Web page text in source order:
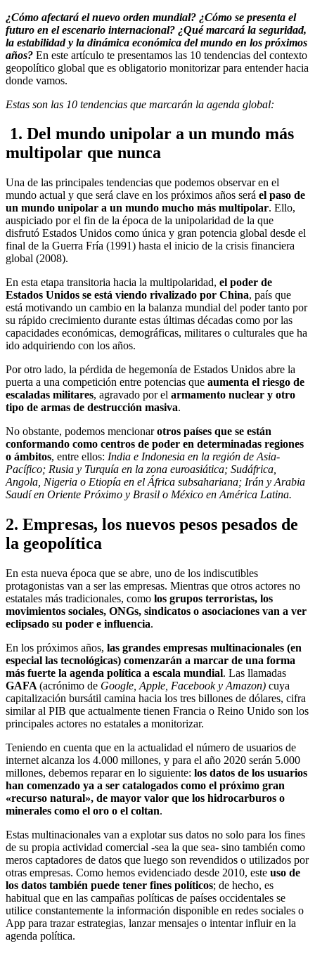
¿Cómo afectará el nuevo orden mundial? ¿Cómo se presenta el
futuro en el escenario internacional? ¿Qué marcará la seguridad,
la estabilidad y la dinámica económica del mundo en los próximos
años? En este artículo te presentamos las 10 tendencias del contexto
geopolítico global que es obligatorio monitorizar para entender hacia
donde vamos.
Estas son las 10 tendencias que marcarán la agenda global:
1. Del mundo unipolar a un mundo más
multipolar que nunca
Una de las principales tendencias que podemos observar en el
mundo actual y que será clave en los próximos años será el paso de
un mundo unipolar a un mundo mucho más multipolar. Ello,
auspiciado por el fin de la época de la unipolaridad de la que
disfrutó Estados Unidos como única y gran potencia global desde el
final de la Guerra Fría (1991) hasta el inicio de la crisis financiera
global (2008).
En esta etapa transitoria hacia la multipolaridad, el poder de
Estados Unidos se está viendo rivalizado por China, país que
está motivando un cambio en la balanza mundial del poder tanto por
su rápido crecimiento durante estas últimas décadas como por las
capacidades económicas, demográficas, militares o culturales que ha
ido adquiriendo con los años.
Por otro lado, la pérdida de hegemonía de Estados Unidos abre la
puerta a una competición entre potencias que aumenta el riesgo de
escaladas militares, agravado por el armamento nuclear y otro
tipo de armas de destrucción masiva.
No obstante, podemos mencionarotros países que se están
conformando como centros de poder en determinadas regiones
o ámbitos, entre ellos: India e Indonesia en la región de Asia-
Pacífico; Rusia y Turquía en la zona euroasiática; Sudáfrica,
Angola, Nigeria o Etiopía en el África subsahariana; Irán y Arabia
Saudí en Oriente Próximo y Brasil o México en América Latina.
2. Empresas, los nuevos pesos pesados de
la geopolítica
En esta nueva época que se abre, uno de los indiscutibles
protagonistas van a ser las empresas. Mientras que otros actores no
estatales más tradicionales, como los grupos terroristas, los
movimientos sociales, ONGs, sindicatos o asociaciones van a ver
eclipsado su poder e influencia.
En los próximos años, las grandes empresas multinacionales (en
especial las tecnológicas) comenzarán a marcar de una forma
más fuerte la agenda política a escala mundial. Las llamadas
GAFA (acrónimo de Google, Apple, Facebook y Amazon) cuya
capitalización bursátil camina hacia los tres billones de dólares, cifra
similar al PIB que actualmente tienen Francia o Reino Unido son los
principales actores no estatales a monitorizar.
Teniendo en cuenta que en la actualidad el número de usuarios de
internet alcanza los 4.000 millones, y para el año 2020 serán 5.000
millones, debemos reparar en lo siguiente: los datos de los usuarios
han comenzado ya a ser catalogados como el próximo gran
«recurso natural», de mayor valor que los hidrocarburos o
minerales como el oro o el coltan.
Estas multinacionales van a explotar sus datos no solo para los fines
de su propia actividad comercial -sea la que sea- sino también como
meros captadores de datos que luego son revendidos o utilizados por
otras empresas. Como hemos evidenciado desde 2010, este uso de
los datos también puede tener fines políticos; de hecho, es
habitual que en las campañas políticas de países occidentales se
utilice constantemente la información disponible en redes sociales o
App para trazar estrategias, lanzar mensajes o intentar influir en la
agenda política.